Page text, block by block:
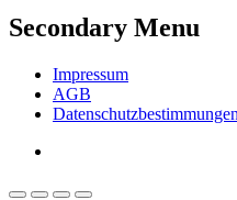
Secondary Menu
Impressum
AGB
Datenschutzbestimmungen